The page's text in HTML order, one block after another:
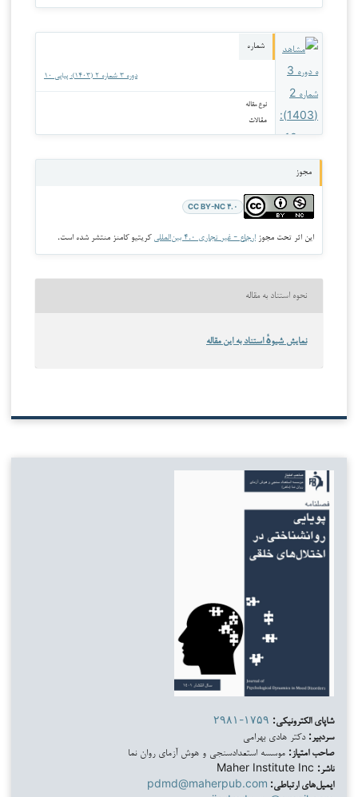
شماره
دوره ۳ شماره ۲ (۱۴۰۳): پیاپی ۱۰
نوع مقاله
مقالات
مجوز
CC BY-NC ۴.۰
این اثر تحت مجوز ارجاع - غیر تجاری ۴.۰ بین‌المللی کریتیو کامنز منتشر شده است.
نحوه استناد به مقاله
نمایش شیوهٔ استناد به این مقاله
شاپای الکترونیکی: ۲۹۸۱-۱۷۵۹
سردبیر: دکتر هادی بهرامی
صاحب امتیاز: موسسه استعدادسنجی و هوش آزمای روان نما
ناشر:
ایمیل‌های ارتباطی: pdmd@maherpub.com